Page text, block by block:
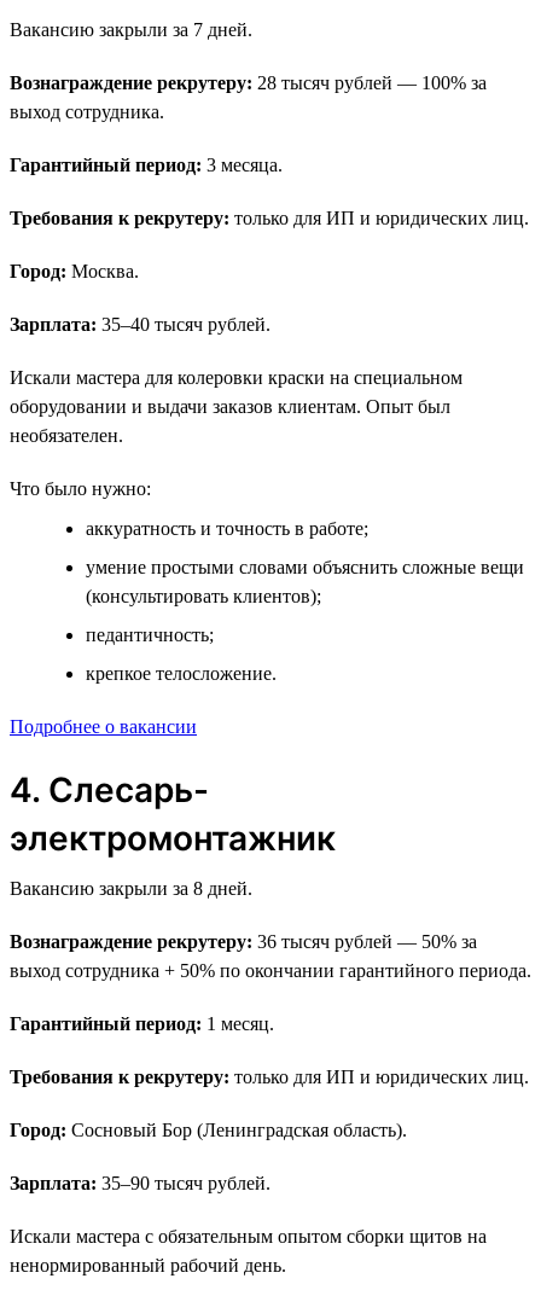
Вакансию закрыли за 7 дней.
Вознаграждение рекрутеру: 28 тысяч рублей — 100% за
выход сотрудника.
Гарантийный период: 3 месяца.
Требования к рекрутеру: только для ИП и юридических лиц.
Город: Москва.
Зарплата: 35–40 тысяч рублей.
Искали мастера для колеровки краски на специальном
оборудовании и выдачи заказов клиентам. Опыт был
необязателен.
Что было нужно:
аккуратность и точность в работе;
умение простыми словами объяснить сложные вещи
(консультировать клиентов);
педантичность;
крепкое телосложение.
Подробнее о вакансии
4. Слесарь-
электромонтажник
Вакансию закрыли за 8 дней.
Вознаграждение рекрутеру: 36 тысяч рублей — 50% за
выход сотрудника + 50% по окончании гарантийного периода.
Гарантийный период: 1 месяц.
Требования к рекрутеру: только для ИП и юридических лиц.
Город: Сосновый Бор (Ленинградская область).
Зарплата: 35–90 тысяч рублей.
Искали мастера с обязательным опытом сборки щитов на
ненормированный рабочий день.